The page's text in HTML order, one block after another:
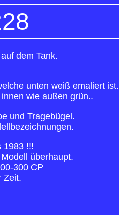
dem Tank.
unten weiß emaliert ist.
wie außen grün..
und Tragebügel.
1983 !!!
überhaupt.
300 CP
Zeit.